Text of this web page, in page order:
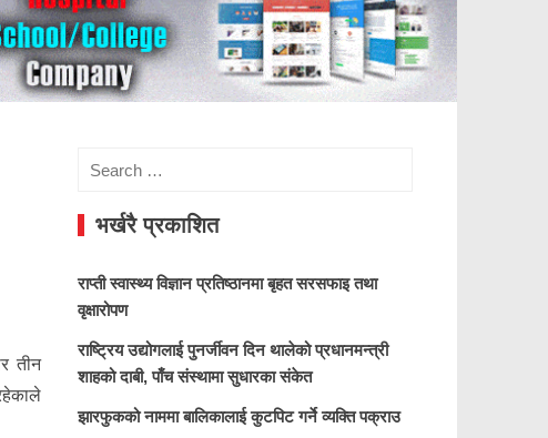
तीन
भर्खरै प्रकाशित
राप्ती स्वास्थ्य विज्ञान प्रतिष्ठानमा बृहत सरसफाइ तथा
वृक्षारोपण
राष्ट्रिय उद्योगलाई पुनर्जीवन दिन थालेको प्रधानमन्त्री
शाहको दाबी, पाँच संस्थामा सुधारका संकेत
झारफुकको नाममा बालिकालाई कुटपिट गर्ने व्यक्ति पक्राउ